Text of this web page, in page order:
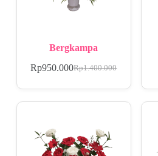
Bergkampa
Rp1.400.000
Rp950.000